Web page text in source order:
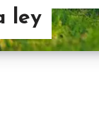
ley